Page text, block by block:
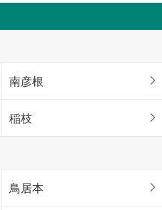
南彦根
稲枝
鳥居本